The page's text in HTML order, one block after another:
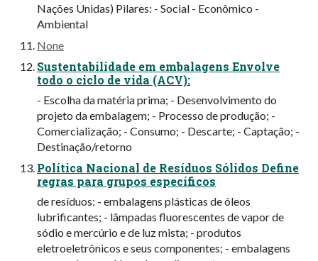
Nações Unidas) Pilares: - Social - Econômico -
Ambiental
None
Sustentabilidade em embalagens Envolve
todo o ciclo de vida (ACV):
- Escolha da matéria prima; - Desenvolvimento do
projeto da embalagem; - Processo de produção; -
Comercialização; - Consumo; - Descarte; - Captação; -
Destinação/retorno
Política Nacional de Resíduos Sólidos Define
regras para grupos específicos
de resíduos: - embalagens plásticas de óleos
lubrificantes; - lâmpadas fluorescentes de vapor de
sódio e mercúrio e de luz mista; - produtos
eletroeletrônicos e seus componentes; - embalagens